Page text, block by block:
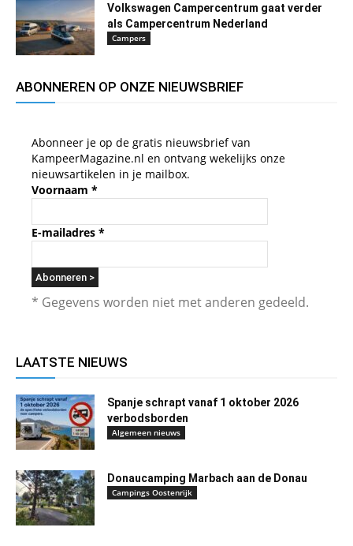
Volkswagen Campercentrum gaat verder
als Campercentrum Nederland
Campers
ABONNEREN OP ONZE NIEUWSBRIEF
Abonneer je op de gratis nieuwsbrief van
KampeerMagazine.nl en ontvang wekelijks onze
nieuwsartikelen in je mailbox.
Voornaam *
E-mailadres *
* Gegevens worden niet met anderen gedeeld.
LAATSTE NIEUWS
Spanje schrapt vanaf 1 oktober 2026
verbodsborden
Algemeen nieuws
Donaucamping Marbach aan de Donau
Campings Oostenrijk